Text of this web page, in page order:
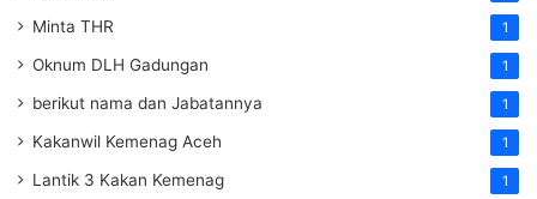
Minta THR 1
Oknum DLH Gadungan 1
berikut nama dan Jabatannya 1
Kakanwil Kemenag Aceh 1
Lantik 3 Kakan Kemenag 1